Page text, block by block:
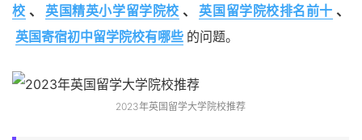
校 、 英国精英小学留学院校 、 英国留学院校排名前十 、
英国寄宿初中留学院校有哪些 的问题。
2023年英国留学大学院校推荐